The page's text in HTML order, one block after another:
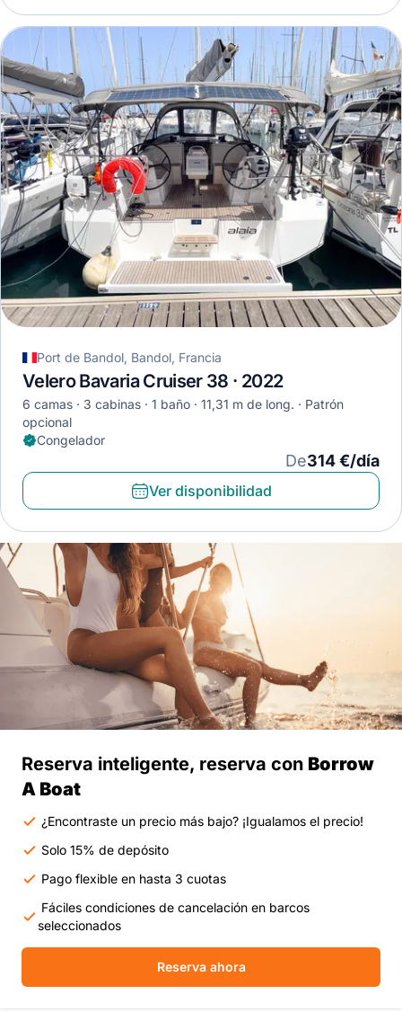
Port de Bandol, Bandol, Francia
Velero Bavaria Cruiser 38 · 2022
6 camas 3 cabinas 1 baño 11,31 m de long.
Patrón
opcional
Congelador
De314 €/día
Ver disponibilidad
Reserva inteligente, reserva con Borrow
A Boat
¿Encontraste un precio más bajo? ¡Igualamos el precio!
Solo 15% de depósito
Pago flexible en hasta 3 cuotas
Fáciles condiciones de cancelación en barcos
seleccionados
Reserva ahora